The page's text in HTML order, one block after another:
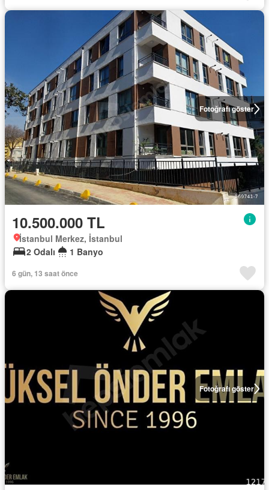
Fotoğrafı göster
10.500.000 TL
İstanbul Merkez, İstanbul
2 Odalı
1 Banyo
6 gün, 13 saat önce
Fotoğrafı göster